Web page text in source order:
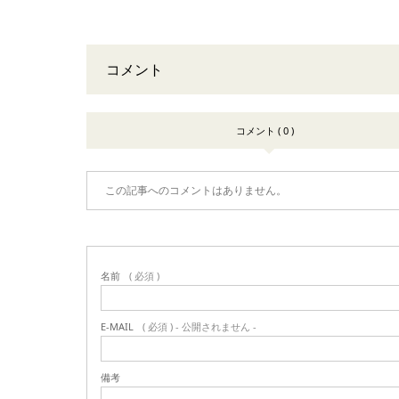
コメント
コメント ( 0 )
この記事へのコメントはありません。
名前 ( 必須 )
E-MAIL ( 必須 ) - 公開されません -
備考